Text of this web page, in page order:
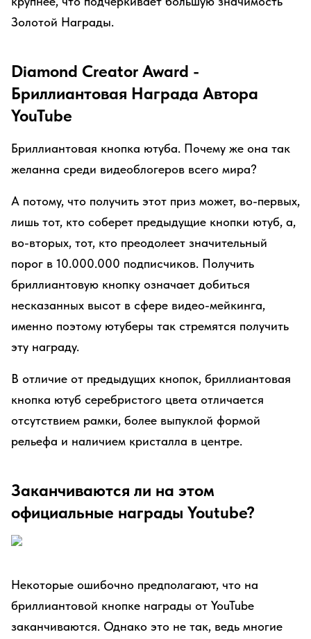
Золотой Награды.
Diamond Creator Award -
Бриллиантовая Награда Автора
YouTube
Бриллиантовая кнопка ютуба. Почему же она так
желанна среди видеоблогеров всего мира?
А потому, что получить этот приз может, во-первых,
лишь тот, кто соберет предыдущие кнопки ютуб, а,
во-вторых, тот, кто преодолеет значительный
порог в 10.000.000 подписчиков. Получить
бриллиантовую кнопку означает добиться
несказанных высот в сфере видео-мейкинга,
именно поэтому ютуберы так стремятся получить
эту награду.
В отличие от предыдущих кнопок, бриллиантовая
кнопка ютуб серебристого цвета отличается
отсутствием рамки, более выпуклой формой
рельефа и наличием кристалла в центре.
Заканчиваются ли на этом
официальные награды Youtube?
Некоторые ошибочно предполагают, что на
бриллиантовой кнопке награды от YouTube
заканчиваются. Однако это не так, ведь многие